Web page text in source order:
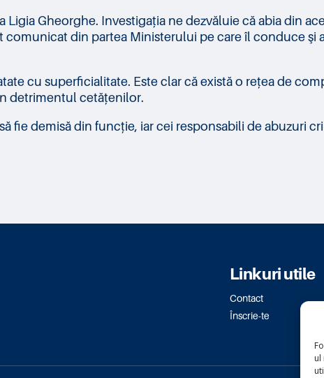
ul
Ligia Gheorghe. Investigația ne dezvăluie că abia din
comunicat din partea Ministerului pe care îl conduce şi
cu superficialitate. Este clar că există o rețea de
detrimentul cetățenilor.
fie demisă din funcție, iar cei responsabili de abuzuri
Linkuri utile
Contact
Înscrie-te